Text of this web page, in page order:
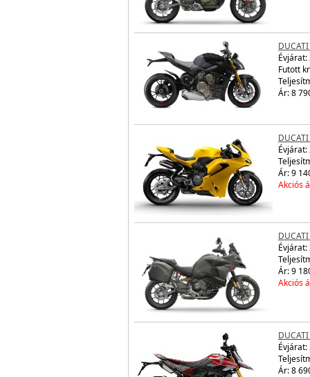
DUCATI
Évjárat:
Futott
Ár: 8
Évjárat:
Ár: 9
Akciós
Évjárat:
Ár: 9
Akciós
Évjárat:
Ár: 8